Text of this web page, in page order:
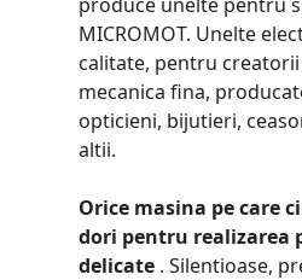
MICROMOT. Unelte
calitate, pentru
mecanica fina,
opticieni, bijutieri,
altii.
Orice masina pe care
dori pentru realizarea
delicate . Silentioase,